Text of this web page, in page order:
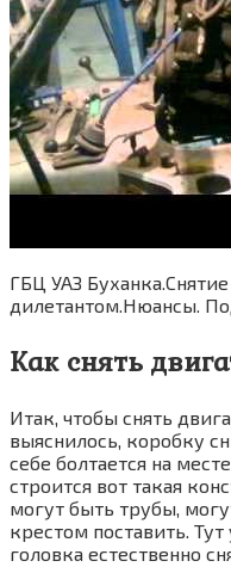
ГБЦ УАЗ
дилетантом.Нюансы.
Как снять
Итак, чтобы снять
выяснилось, коробку
себе болтается на
строится вот такая
могут быть трубы,
крестом поставить.
головка естественно